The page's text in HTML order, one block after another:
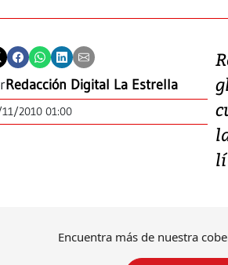
Redacción Digital La Estrella
2010 01:00
Encuentra más de nuestra